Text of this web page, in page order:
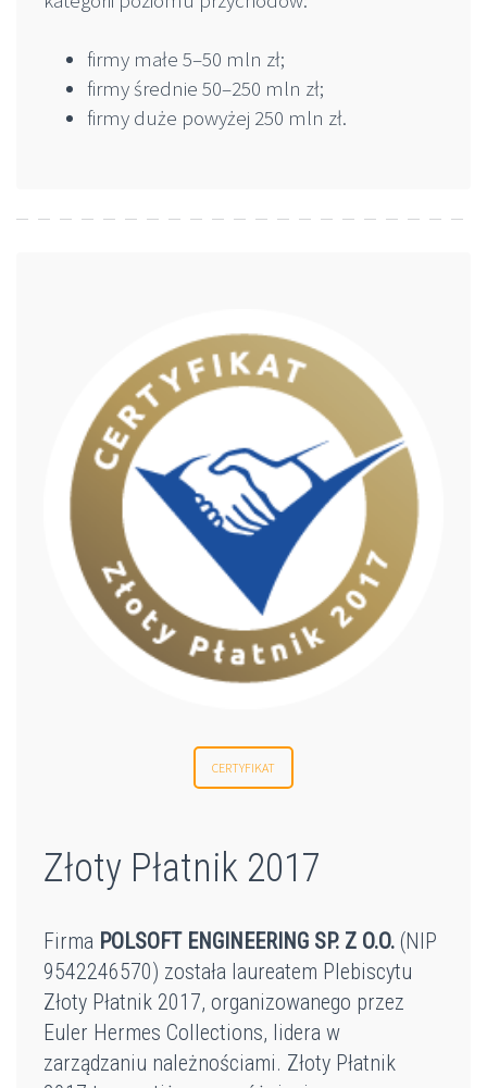
firmy małe 5–50 mln zł;
firmy średnie 50–250 mln zł;
firmy duże powyżej 250 mln zł.
CERTYFIKAT
Złoty Płatnik 2017
Firma POLSOFT ENGINEERING SP. Z O.O. (NIP
9542246570) została laureatem Plebiscytu
Złoty Płatnik 2017, organizowanego przez
Euler Hermes Collections, lidera w
zarządzaniu należnościami. Złoty Płatnik